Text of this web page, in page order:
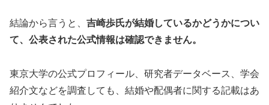
結論から言うと、 吉崎歩氏が結婚しているかどうかについ
て、公表された公式情報は確認できません。
東京大学の公式プロフィール、研究者データベース、学会
紹介文などを調査しても、結婚や配偶者に関する記載はあ